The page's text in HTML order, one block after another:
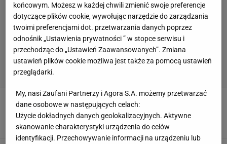
Tak Dawid Załęcki skomentował zachowanie
Denisa, który uciekł z klatki
Antoni Partum,29 PAŹDZIERNIKA 2023, 12:24
końcowym. Możesz w każdej chwili zmienić swoje preferencje
dotyczące plików cookie, wywołując narzędzie do zarządzania
twoimi preferencjami dot. przetwarzania danych poprzez
odnośnik „Ustawienia prywatności ” w stopce serwisu i
przechodząc do „Ustawień Zaawansowanych”. Zmiana
ustawień plików cookie możliwa jest także za pomocą ustawień
przeglądarki.
My, nasi Zaufani Partnerzy i Agora S.A. możemy przetwarzać
dane osobowe w następujących celach:
Użycie dokładnych danych geolokalizacyjnych. Aktywne
skanowanie charakterystyki urządzenia do celów
identyfikacji. Przechowywanie informacji na urządzeniu lub